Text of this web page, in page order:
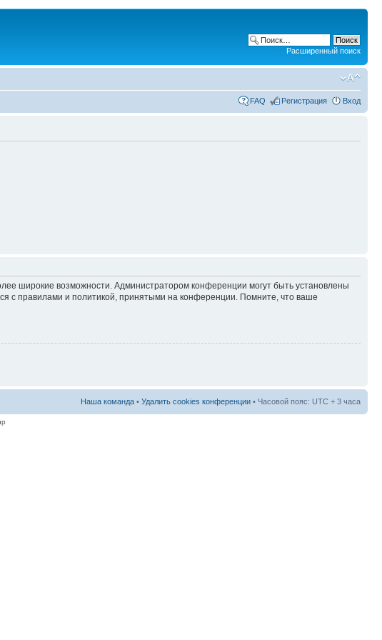
Расширенный поиск
FAQ Регистрация Вход
широкие возможности. Администратором конференции могут быть установлены
с правилами и политикой, принятыми на конференции. Помните, что ваше
Наша команда • Удалить cookies конференции • Часовой пояс: UTC + 3 часа